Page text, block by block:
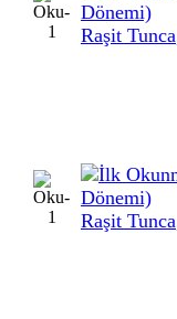
Dönemi)
Raşit Tunca
Dönemi)
Raşit Tunca